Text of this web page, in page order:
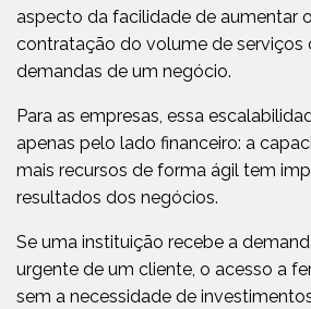
aspecto da facilidade de aumentar
contratação do volume de serviços
demandas de um negócio.
Para as empresas, essa
apenas pelo lado financeiro: a
mais recursos de forma ágil tem
resultados dos negócios.
Se uma instituição recebe a
urgente de um cliente, o acesso a
sem a necessidade de